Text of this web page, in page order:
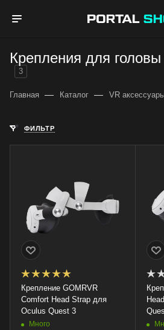
Крепления для
3
Главная — Каталог — VR
ФИЛЬТР
Крепление GOMRVR
Comfort Head Strap для
Oculus Quest 3
Много